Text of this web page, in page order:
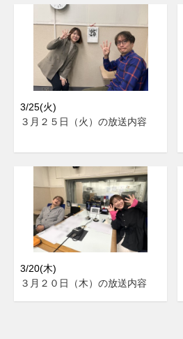
3/25(火)
３月２５日（火）の放送内容
3/20(木)
３月２０日（木）の放送内容